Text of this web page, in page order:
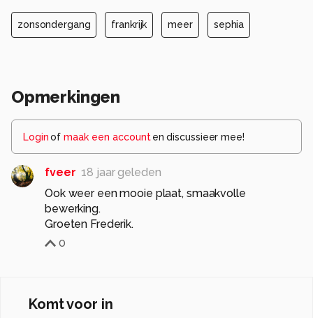
zonsondergang frankrijk meer sephia
Opmerkingen
Loginof maak een account en discussieer mee!
fveer 18 jaar geleden
Ook weer een mooie plaat, smaakvolle
bewerking.
Groeten Frederik.
0
Komt voor in